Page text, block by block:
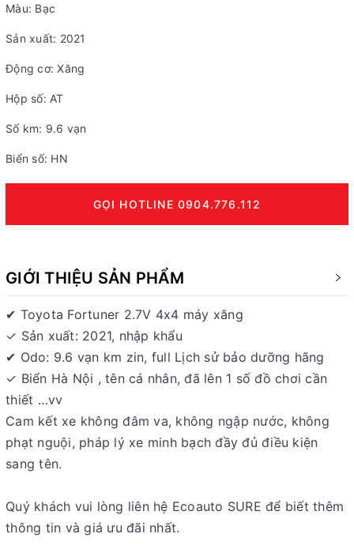
Màu: Bạc
Sản xuất: 2021
Động cơ: Xăng
Hộp số: AT
Số km: 9.6 vạn
Biển số: HN
GỌI HOTLINE 0904.776.112
GIỚI THIỆU SẢN PHẨM
✔ Toyota Fortuner 2.7V 4x4 máy xăng
✓ Sản xuất: 2021, nhập khẩu
✔ Odo: 9.6 vạn km zin, full Lịch sử bảo dưỡng hãng
✓ Biển Hà Nội , tên cá nhân, đã lên 1 số đồ chơi cần
thiết …vv
Cam kết xe không đâm va, không ngập nước, không
phạt nguội, pháp lý xe minh bạch đầy đủ điều kiện
sang tên.
Quý khách vui lòng liên hệ Ecoauto SURE để biết thêm
thông tin và giá ưu đãi nhất.